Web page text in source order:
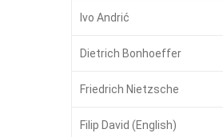
Ivo Andrić
Dietrich Bonhoeffer
Friedrich Nietzsche
Filip David (English)